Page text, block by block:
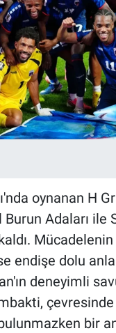
oynanan H
Burun Adaları ile
Mücadelenin
endişe dolu
deneyimli
bir